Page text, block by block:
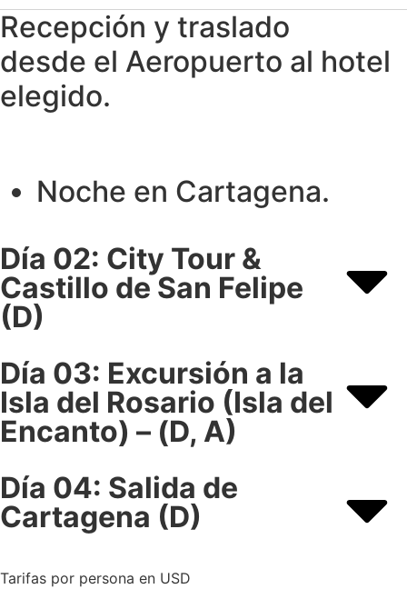
Recepción y traslado
desde el Aeropuerto al hotel
elegido.
Noche en Cartagena.
Día 02: City Tour &
Castillo de San Felipe
(D)
Día 03: Excursión a la
Isla del Rosario (Isla del
Encanto) – (D, A)
Día 04: Salida de
Cartagena (D)
Tarifas por persona en USD